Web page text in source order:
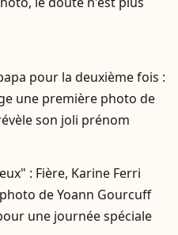
pour la deuxième fois :
une première photo de
son joli prénom
: Fière, Karine Ferri
de Yoann Gourcuff
une journée spéciale